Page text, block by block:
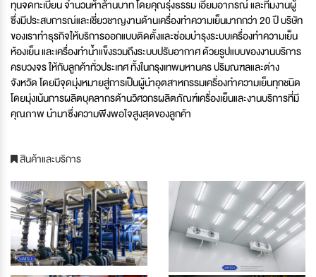
ทุนจดทะเบียน จำนวนห้าล้านบาท โดยคุณรุ่งธรรม เอี่ยมอาภรณ์ และทีมงานผู้
ซึ่งมีประสบการณ์และเชี่ยวชาญงานด้านเครื่องทำความเย็นมากกว่า 20 ปี บริษัท
ของเราทำธุรกิจให้บริการออกแบบติดตั้งและซ่อมบำรุงระบบเครื่องทำความเย็น
ห้องเย็น และเครื่องทำน้ำแข็งรวมถึงระบบปรับอากาศ ด้วยรูปแบบของงานบริการ
ครบวงจร ให้กับลูกค้าทั่วประเทศ ทั้งในกรุงเทพมหานคร ปริมณฑลและต่าง
จังหวัด โดยมีจุดมุ่งหมายสู่การเป็นผู้นำอุตสาหกรรมเครื่องทำความเย็นทุกชนิด
โดยมุ่งเน้นการผลิตบุคลากรด้านวิศวกรผลิตภัณฑ์เครื่องเย็นและงานบริการที่มี
คุณภาพ นำมาซึ่งความพึงพอใจสูงสุดของลูกค้า
สินค้าและบริการ